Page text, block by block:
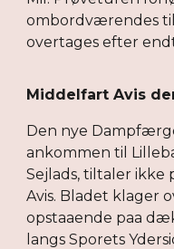
ombordværendes
overtages efter
Middelfart Avis
Den nye
ankommen til
Sejlads, tiltaler ikke
Avis. Bladet klager
opstaaende paa
langs Sporets